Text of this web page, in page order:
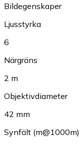
Bildegenskaper
Ljusstyrka
6
Närgräns
2 m
Objektivdiameter
42 mm
Synfält (m@1000m)